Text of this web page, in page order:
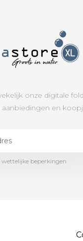
onze digitale
en
wettelijke beperkingen